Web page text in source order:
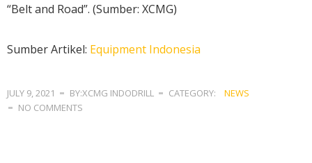
“Belt and Road”. (Sumber: XCMG)
Sumber Artikel: Equipment Indonesia
JULY 9, 2021 BY:XCMG INDODRILL CATEGORY:
NEWS
NO COMMENTS